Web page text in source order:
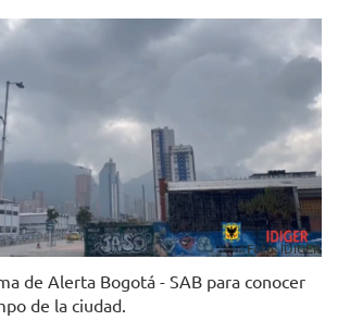
Foto: IDIGER
de Alerta Bogotá - SAB para conocer
de la ciudad.